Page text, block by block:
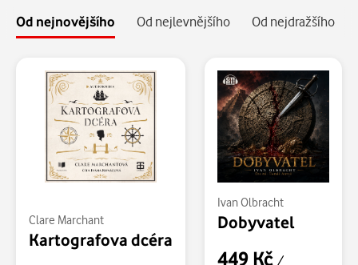
Od nejnovějšího Od nejlevnějšího Od nejdražšího
Clare Marchant
Kartografova dcéra
Ivan Olbracht
Dobyvatel
449 Kč /